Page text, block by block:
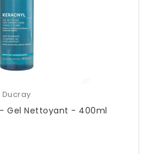
Ducray
Gel Nettoyant - 400ml